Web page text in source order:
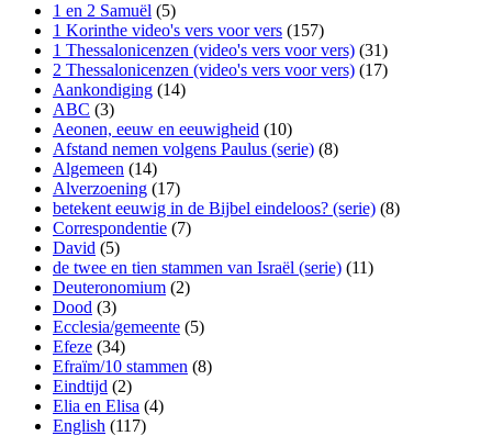
1 en 2 Samuël (5)
1 Korinthe video's vers voor vers (157)
1 Thessalonicenzen (video's vers voor vers) (31)
2 Thessalonicenzen (video's vers voor vers) (17)
Aankondiging (14)
ABC (3)
Aeonen, eeuw en eeuwigheid (10)
Afstand nemen volgens Paulus (serie) (8)
Algemeen (14)
Alverzoening (17)
betekent eeuwig in de Bijbel eindeloos? (serie) (8)
Correspondentie (7)
David (5)
de twee en tien stammen van Israël (serie) (11)
Deuteronomium (2)
Dood (3)
Ecclesia/gemeente (5)
Efeze (34)
Efraïm/10 stammen (8)
Eindtijd (2)
Elia en Elisa (4)
English (117)